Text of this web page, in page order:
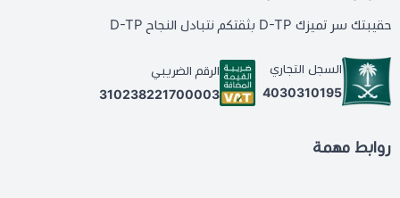
حقيبتك سر تميزك D-TP بثقتكم نتبادل النجاح D-TP
السجل التجاري
4030310195
الرقم الضريبي
310238221700003
روابط مهمة